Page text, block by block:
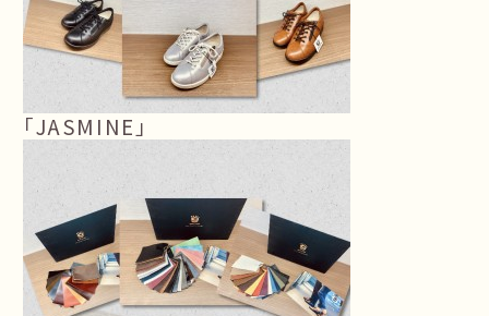
「JASMINE 」